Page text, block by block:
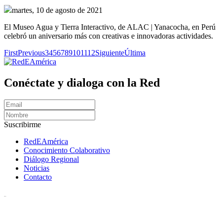
martes, 10 de agosto de 2021
El Museo Agua y Tierra Interactivo, de ALAC | Yanacocha, en Perú
celebró un aniversario más con creativas e innovadoras actividades.
FirstPrevious3456789101112SiguienteÚltima
Conéctate y dialoga con la Red
Suscribirme
RedEAmérica
Conocimiento Colaborativo
Diálogo Regional
Noticias
Contacto